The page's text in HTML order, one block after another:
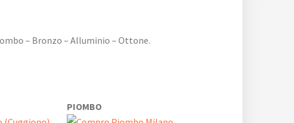
– Bronzo – Alluminio – Ottone.
PIOMBO